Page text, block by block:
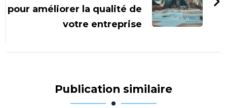
pour améliorer la qualité de
votre entreprise
Publication similaire